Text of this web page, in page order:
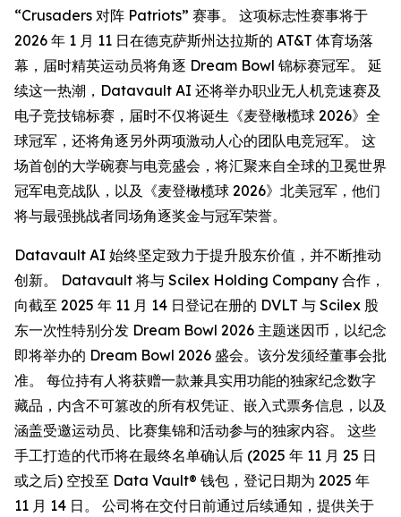
“Crusaders 对阵 Patriots” 赛事。 这项标志性赛事将于
2026 年 1 月 11 日在德克萨斯州达拉斯的 AT&T 体育场落
幕，届时精英运动员将角逐 Dream Bowl 锦标赛冠军。 延
续这一热潮，Datavault AI 还将举办职业无人机竞速赛及
电子竞技锦标赛，届时不仅将诞生《麦登橄榄球 2026》全
球冠军，还将角逐另外两项激动人心的团队电竞冠军。 这
场首创的大学碗赛与电竞盛会，将汇聚来自全球的卫冕世界
冠军电竞战队，以及《麦登橄榄球 2026》北美冠军，他们
将与最强挑战者同场角逐奖金与冠军荣誉。
Datavault AI 始终坚定致力于提升股东价值，并不断推动
创新。 Datavault 将与 Scilex Holding Company 合作，
向截至 2025 年 11 月 14 日登记在册的 DVLT 与 Scilex 股
东一次性特别分发 Dream Bowl 2026 主题迷因币，以纪念
即将举办的 Dream Bowl 2026 盛会。该分发须经董事会批
准。 每位持有人将获赠一款兼具实用功能的独家纪念数字
藏品，内含不可篡改的所有权凭证、嵌入式票务信息，以及
涵盖受邀运动员、比赛集锦和活动参与的独家内容。 这些
手工打造的代币将在最终名单确认后 (2025 年 11 月 25 日
或之后) 空投至 Data Vault® 钱包，登记日期为 2025 年
11 月 14 日。 公司将在交付日前通过后续通知，提供关于